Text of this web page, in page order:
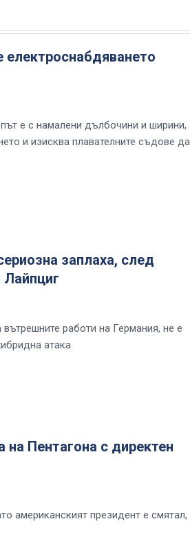
е с намалени дълбочини и ширини,
и изисква плавателните съдове да
заплаха, след
работи на Германия, не е
атака
Пентагона с директен
американският президент е смятал,